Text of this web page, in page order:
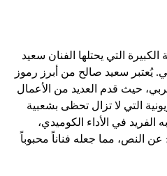
التي يحتلها الفنان سعيد
يُعتبر سعيد صالح من أبرز رموز
حيث قدم العديد من الأعمال
التي لا تزال تحظى بشعبية
الفريد في الأداء الكوميدي،
النص، مما جعله فناناً محبوباً